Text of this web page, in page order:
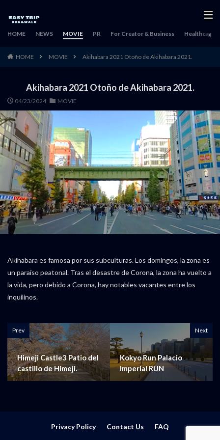
HOME NEWS MOVIE PR For Creator & Business Healthcare
HOME MOVIE Akihabara 2021 Otoño de Akihabara 2021.
Akihabara 2021 Otoño de Akihabara 2021.
04/23/2024 MOVIE
Akihabara es famosa por sus subculturas. Los domingos, la zona es
un paraíso peatonal. Tras el desastre de Corona, la zona ha vuelto a
la vida, pero debido a Corona, hay notables vacantes entre los
inquilinos.
Prev
Himeji Castle3 Patio del
castillo de Himeji.
Next
Kokyo Run Palacio
Imperial RUN
Privacy Policy Contact Us FAQ